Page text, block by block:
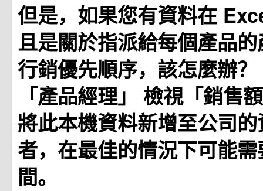
但是，如果您有資料在
且是關於指派給每個產品
行銷優先順序，該怎麼辦
「產品經理」 檢視「銷售
將此本機資料新增至公司
者，在最佳的情況下可能
間。